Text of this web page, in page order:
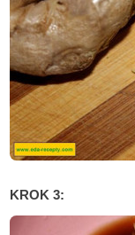
KROK 3: